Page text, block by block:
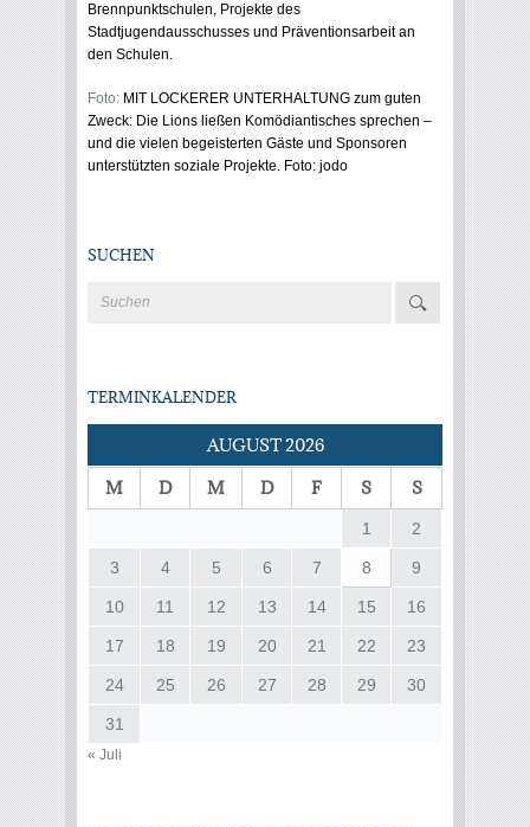
Brennpunktschulen, Projekte des
Stadtjugendausschusses und Präventionsarbeit an
den Schulen.
Foto: MIT LOCKERER UNTERHALTUNG zum guten
Zweck: Die Lions ließen Komödiantisches sprechen –
und die vielen begeisterten Gäste und Sponsoren
unterstützten soziale Projekte. Foto: jodo
SUCHEN
TERMINKALENDER
AUGUST 2026
M
D M D F S S
1 2
3 4 5 6 7 8 9
10 11 12 13 14 15 16
17 18 19 20 21 22 23
24 25 26 27 28 29 30
31
« Juli